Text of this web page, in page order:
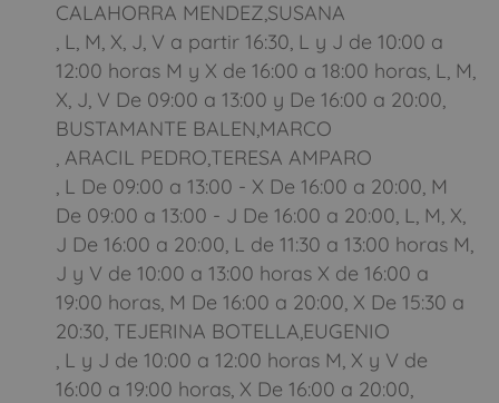
CALAHORRA MENDEZ,SUSANA
, L, M, X, J, V a partir 16:30, L y J de 10:00 a
12:00 horas M y X de 16:00 a 18:00 horas, L, M,
X, J, V De 09:00 a 13:00 y De 16:00 a 20:00,
BUSTAMANTE BALEN,MARCO
, ARACIL PEDRO,TERESA AMPARO
, L De 09:00 a 13:00 - X De 16:00 a 20:00, M
De 09:00 a 13:00 - J De 16:00 a 20:00, L, M, X,
J De 16:00 a 20:00, L de 11:30 a 13:00 horas M,
J y V de 10:00 a 13:00 horas X de 16:00 a
19:00 horas, M De 16:00 a 20:00, X De 15:30 a
20:30, TEJERINA BOTELLA,EUGENIO
, L y J de 10:00 a 12:00 horas M, X y V de
16:00 a 19:00 horas, X De 16:00 a 20:00,